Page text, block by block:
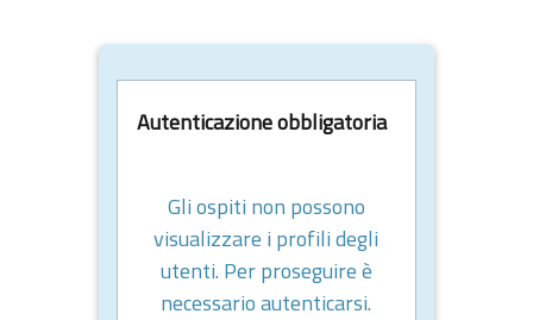
Autenticazione obbligatoria
Gli ospiti non possono
visualizzare i profili degli
utenti. Per proseguire è
necessario autenticarsi.